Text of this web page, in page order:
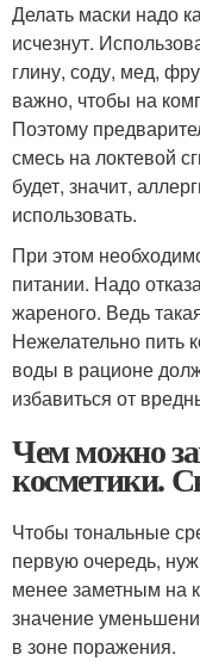
Делать маски надо
исчезнут.
глину, соду, мед,
важно, чтобы на
Поэтому
смесь на локтевой
будет, значит,
использовать.
При этом
питании. Надо
жареного. Ведь
Нежелательно пить
воды в рационе
избавиться от
Чем можно
косметики.
Чтобы тональные
первую очередь,
менее заметным на
значение
в зоне поражения.